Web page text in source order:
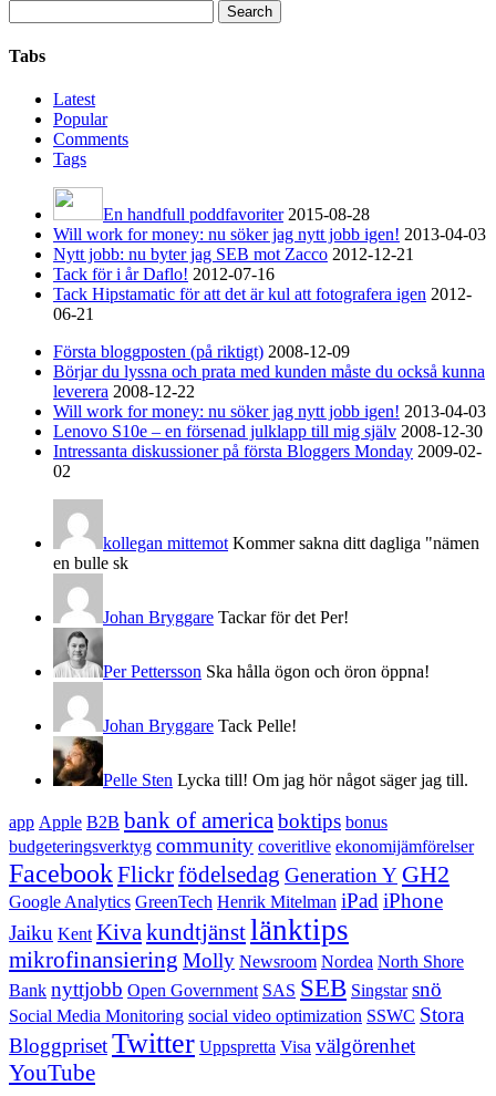
for:
Tabs
Latest
Popular
Comments
Tags
En handfull poddfavoriter 2015-08-28
Will work for money: nu söker jag nytt jobb igen! 2013-04-03
Nytt jobb: nu byter jag SEB mot Zacco 2012-12-21
Tack för i år Daflo! 2012-07-16
Tack Hipstamatic för att det är kul att fotografera igen 2012-
06-21
Första bloggposten (på riktigt) 2008-12-09
Börjar du lyssna och prata med kunden måste du också kunna
leverera 2008-12-22
Will work for money: nu söker jag nytt jobb igen! 2013-04-03
Lenovo S10e – en försenad julklapp till mig själv 2008-12-30
Intressanta diskussioner på första Bloggers Monday 2009-02-
02
kollegan mittemot Kommer sakna ditt dagliga "nämen
en bulle sk
Johan Bryggare Tackar för det Per!
Per Pettersson Ska hålla ögon och öron öppna!
Johan Bryggare Tack Pelle!
Pelle Sten Lycka till! Om jag hör något säger jag till.
app Apple B2B bank of america boktips bonus
budgeteringsverktyg community coveritlive ekonomijämförelser
FacebookFlickrfödelsedag Generation Y GH2
Google Analytics GreenTech Henrik Mitelman iPadiPhone
Jaiku Kent Kiva kundtjänstlänktips
mikrofinansiering Molly Newsroom Nordea North Shore
Bank nyttjobb Open Government SAS SEB Singstar snö
Social Media Monitoring social video optimization SSWC Stora
BloggprisetTwitter Uppspretta Visa välgörenhet
YouTube